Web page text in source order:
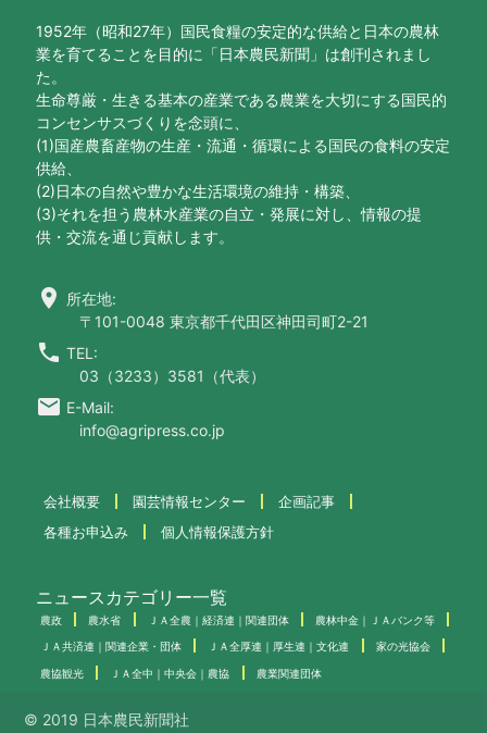
1952年（昭和27年）国民食糧の安定的な供給と日本の農林
業を育てることを目的に「日本農民新聞」は創刊されまし
た。
生命尊厳・生きる基本の産業である農業を大切にする国民的
コンセンサスづくりを念頭に、
(1)国産農畜産物の生産・流通・循環による国民の食料の安定
供給、
(2)日本の自然や豊かな生活環境の維持・構築、
(3)それを担う農林水産業の自立・発展に対し、情報の提
供・交流を通じ貢献します。
location_on 所在地:
〒101-0048 東京都千代田区神田司町2-21
call TEL:
03（3233）3581（代表）
email E-Mail:
info@agripress.co.jp
会社概要 園芸情報センター
企画記事
各種お申込み
個人情報保護方針
ニュースカテゴリー一覧
農政 農水省 ＪＡ全農｜経済連｜関連団体 農林中金｜ＪＡバンク等
ＪＡ共済連｜関連企業・団体 ＪＡ全厚連｜厚生連｜文化連 家の光協会
農協観光 ＪＡ全中｜中央会｜農協 農業関連団体
© 2019 日本農民新聞社